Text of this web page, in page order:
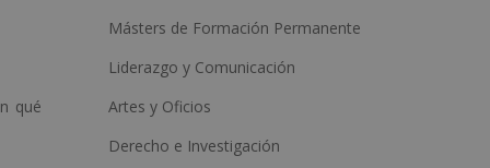
qué
Másters de Formación Permanente
Liderazgo y Comunicación
Artes y Oficios
Derecho e Investigación